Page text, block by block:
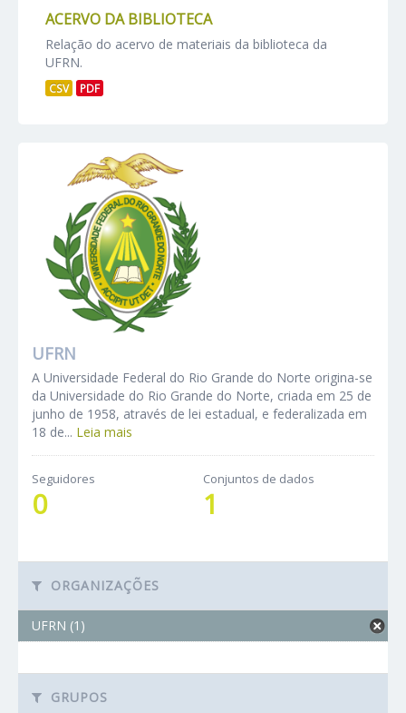
ACERVO DA BIBLIOTECA
Relação do acervo de materiais da biblioteca da
UFRN.
CSV PDF
UFRN
A Universidade Federal do Rio Grande do Norte origina-se
da Universidade do Rio Grande do Norte, criada em 25 de
junho de 1958, através de lei estadual, e federalizada em
18 de... Leia mais
Seguidores
0
Conjuntos de dados
1
ORGANIZAÇÕES
UFRN (1)
GRUPOS